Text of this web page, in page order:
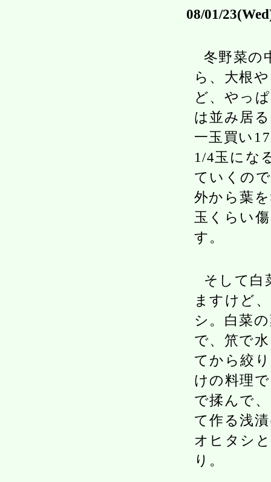
08/01/
冬野菜の
ら、大根
ど、やっ
は並み居
一玉買い
1/4玉にな
ていくの
外から葉
玉くらい
す。
そして白
ますけど
シ。白菜
で、笊で
てから絞
けの料理
で揉んで
て作る浅
オヒタシ
り。